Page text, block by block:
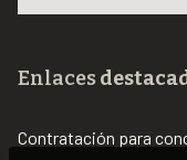
Enlaces
Contratación para